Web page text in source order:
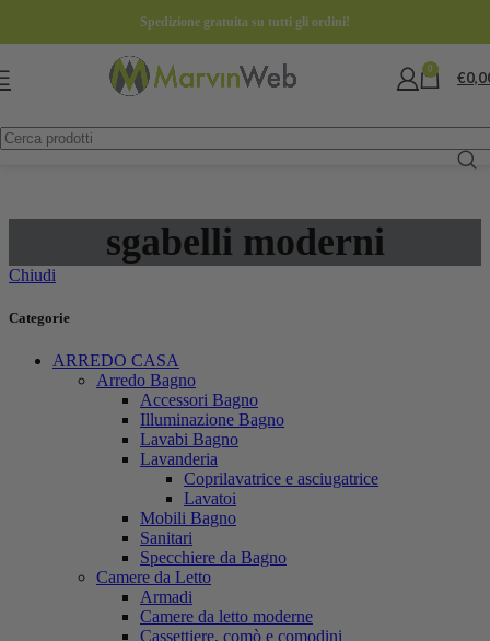
Spedizione gratuita su tutti gli ordini!
0 €
sgabelli moderni
Chiudi
Categorie
ARREDO CASA
Arredo Bagno
Accessori Bagno
Illuminazione Bagno
Lavabi Bagno
Lavanderia
Coprilavatrice e asciugatrice
Lavatoi
Mobili Bagno
Sanitari
Specchiere da Bagno
Camere da Letto
Armadi
Camere da letto moderne
Cassettiere, comò e comodini